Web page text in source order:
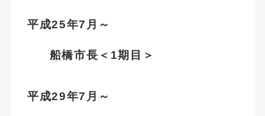
平成25年7月～
船橋市長＜1期目＞
平成29年7月～